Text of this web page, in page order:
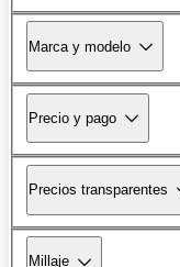
Marca y modelo
Precio y pago
Precios transparentes
Millaje